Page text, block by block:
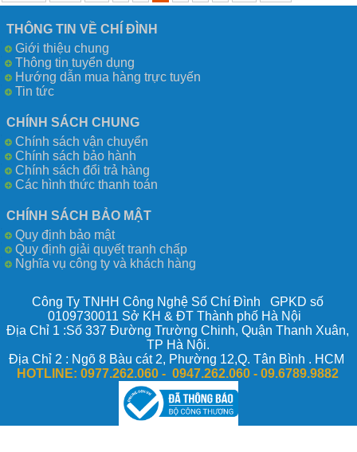
THÔNG TIN VỀ CHÍ ĐÌNH
Giới thiệu chung
Thông tin tuyển dụng
Hướng dẫn mua hàng trực tuyến
Tin tức
CHÍNH SÁCH CHUNG
Chính sách vận chuyển
Chính sách bảo hành
Chính sách đổi trả hàng
Các hình thức thanh toán
CHÍNH SÁCH BẢO MẬT
Quy định bảo mật
Quy định giải quyết tranh chấp
Nghĩa vụ công ty và khách hàng
Công Ty TNHH Công Nghệ Số Chí Đình GPKD số
0109730011 Sở KH & ĐT Thành phố Hà Nội
Địa Chỉ 1 :Số 337 Đường Trường Chinh, Quận Thanh Xuân,
TP Hà Nội.
Địa Chỉ 2 : Ngõ 8 Bàu cát 2, Phường 12,Q. Tân Bình . HCM
HOTLINE: 0977.262.060 - 0947.262.060 -09.6789.9882